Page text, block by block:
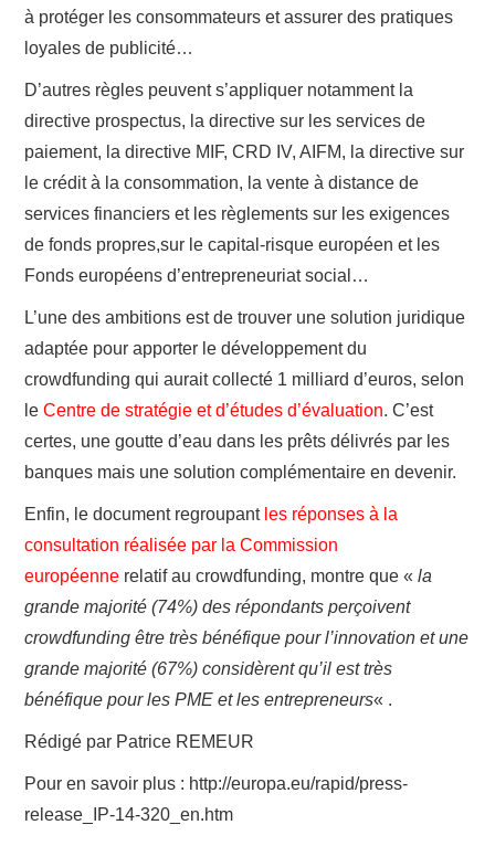
à protéger les consommateurs et assurer des pratiques
loyales de publicité…
D’autres règles peuvent s’appliquer notamment la
directive prospectus, la directive sur les services de
paiement, la directive MIF, CRD IV, AIFM, la directive sur
le crédit à la consommation, la vente à distance de
services financiers et les règlements sur les exigences
de fonds propres,sur le capital-risque européen et les
Fonds européens d’entrepreneuriat social…
L’une des ambitions est de trouver une solution juridique
adaptée pour apporter le développement du
crowdfunding qui aurait collecté 1 milliard d’euros, selon
leCentre de stratégie et d’études d’évaluation. C’est
certes, une goutte d’eau dans les prêts délivrés par les
banques mais une solution complémentaire en devenir.
Enfin, le document regroupant les réponses à la
consultation réalisée par la Commission
européenne relatif au crowdfunding, montre que «la
grande majorité (74%) des répondants perçoivent
crowdfunding être très bénéfique pour l’innovation et une
grande majorité (67%) considèrent qu’il est très
bénéfique pour les PME et les entrepreneurs« .
Rédigé par Patrice REMEUR
Pour en savoir plus : http://europa.eu/rapid/press-
release_IP-14-320_en.htm